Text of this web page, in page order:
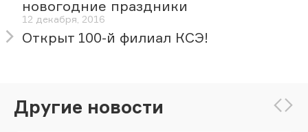
новогодние праздники
12 декабря, 2016
Открыт 100-й филиал КСЭ!
Другие новости